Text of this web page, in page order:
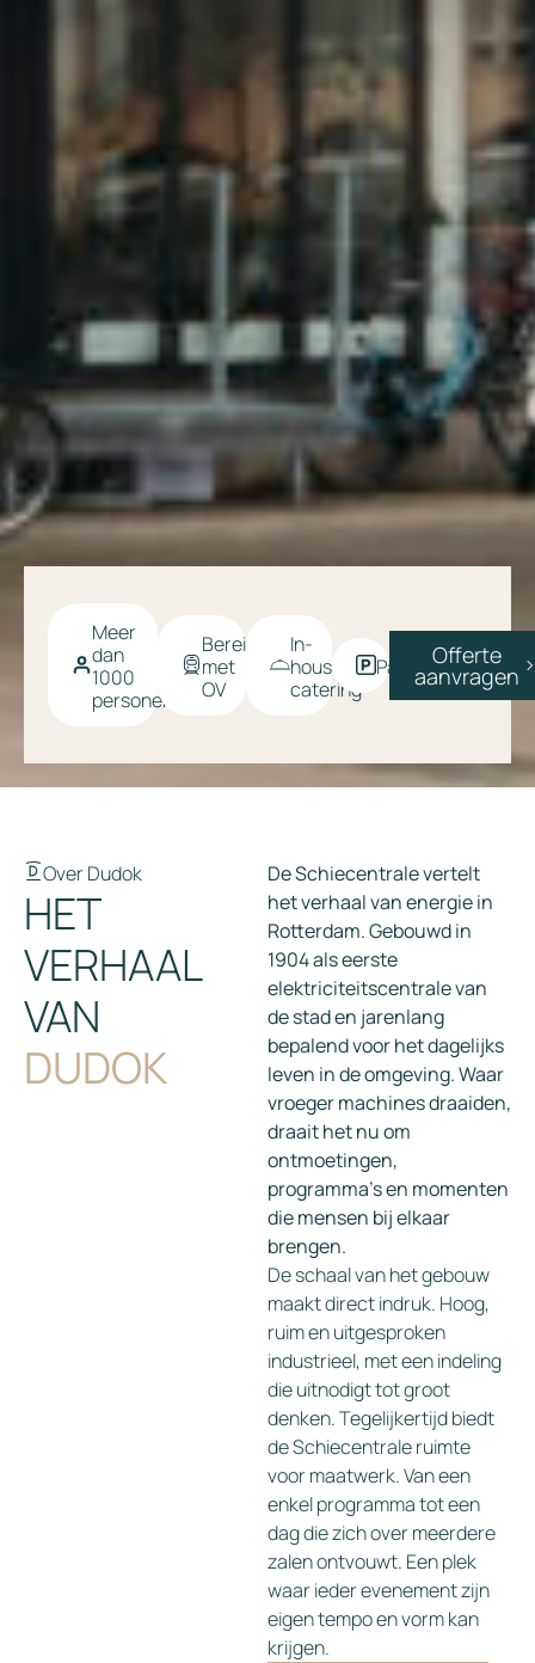
Meer
dan
1000
personen
Bereikbaar
met
OV
In-
house
catering
ParkerenOfferte
aanvragen
Over Dudok
HET
VERHAAL
VAN
DUDOK
De Schiecentrale vertelt
het verhaal van energie in
Rotterdam. Gebouwd in
1904 als eerste
elektriciteitscentrale van
de stad en jarenlang
bepalend voor het dagelijks
leven in de omgeving. Waar
vroeger machines draaiden,
draait het nu om
ontmoetingen,
programma’s en momenten
die mensen bij elkaar
brengen.
De schaal van het gebouw
maakt direct indruk. Hoog,
ruim en uitgesproken
industrieel, met een indeling
die uitnodigt tot groot
denken. Tegelijkertijd biedt
de Schiecentrale ruimte
voor maatwerk. Van een
enkel programma tot een
dag die zich over meerdere
zalen ontvouwt. Een plek
waar ieder evenement zijn
eigen tempo en vorm kan
krijgen.